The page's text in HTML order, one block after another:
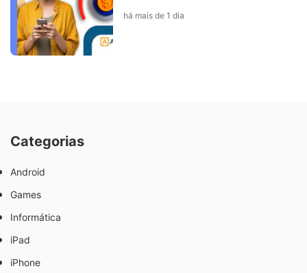
há mais de 1 dia
Categorias
Android
Games
Informática
iPad
iPhone